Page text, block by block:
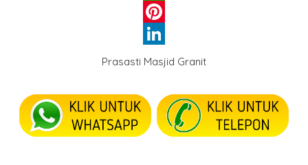
WhatsApp
Pinterest
LinkedIn
Prasasti Masjid Granit